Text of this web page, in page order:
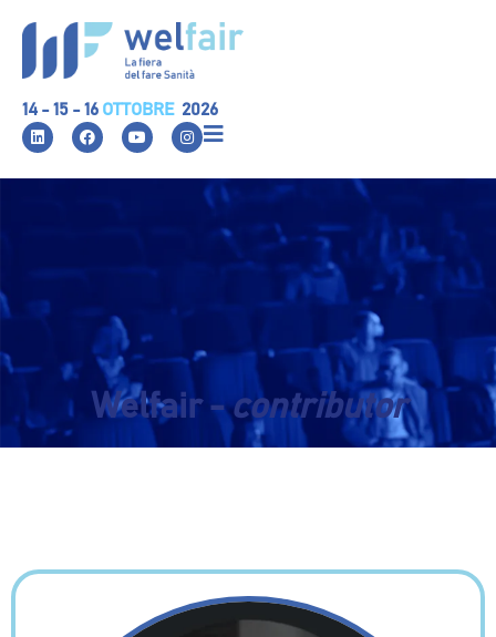
14 - 15 - 16 OTTOBRE 2026
Welfair -contributor